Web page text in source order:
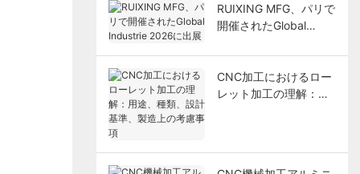
RUIXING MFG、パリで
開催されたGlobal
CNC加工におけるロー
レット加工の理解：用